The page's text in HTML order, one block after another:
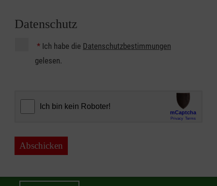
Datenschutz
* Ich habe die Datenschutzbestimmungen
gelesen.
Abschicken